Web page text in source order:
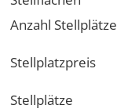
Anzahl Stellplätze
Stellplatzpreis
Stellplätze